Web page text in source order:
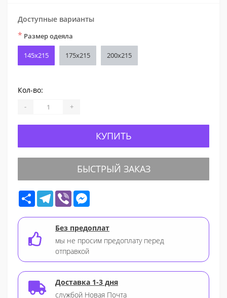
Доступные варианты
* Размер одеяла
145x215 175x215 200x215
Кол-во:
- +
КУПИТЬ
БЫСТРЫЙ ЗАКАЗ
Share Telegram
Viber
Без предоплат
мы не просим предоплату перед
отправкой
Доставка 1-3 дня
службой Новая Почта